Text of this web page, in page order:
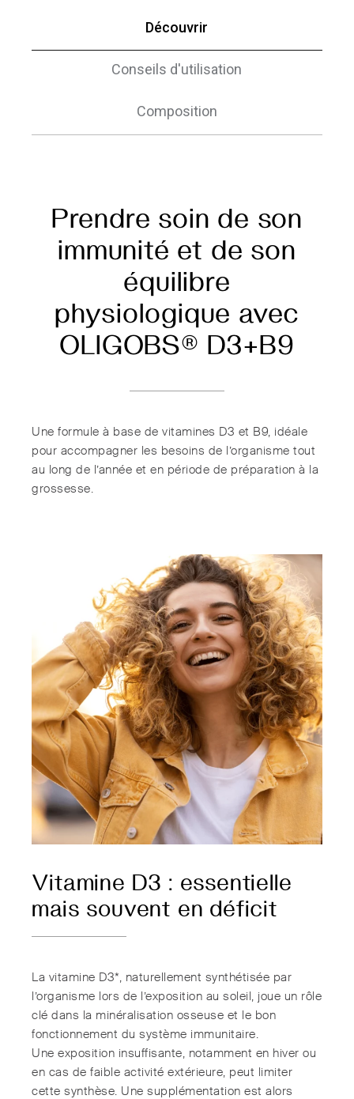
Découvrir
Conseils d'utilisation
Composition
Prendre soin de son
immunité et de son
équilibre
physiologique avec
OLIGOBS® D3+B9
Une formule à base de vitamines D3 et B9, idéale
pour accompagner les besoins de l’organisme tout
au long de l’année et en période de préparation à la
grossesse.
Vitamine D3 : essentielle
mais souvent en déficit
La vitamine D3*, naturellement synthétisée par
l’organisme lors de l’exposition au soleil, joue un rôle
clé dans la minéralisation osseuse et le bon
fonctionnement du système immunitaire.
Une exposition insuffisante, notamment en hiver ou
en cas de faible activité extérieure, peut limiter
cette synthèse. Une supplémentation est alors